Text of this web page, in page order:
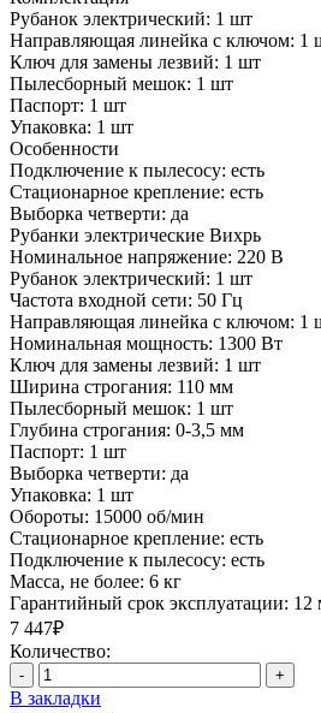
Рубанок электрический: 1 шт
Направляющая линейка с ключом: 1
Ключ для замены лезвий: 1 шт
Пылесборный мешок: 1 шт
Паспорт: 1 шт
Упаковка: 1 шт
Особенности
Подключение к пылесосу: есть
Стационарное крепление: есть
Выборка четверти: да
Рубанки электрические Вихрь
Номинальное напряжение: 220 В
Рубанок электрический: 1 шт
Частота входной сети: 50 Гц
Направляющая линейка с ключом: 1
Номинальная мощность: 1300 Вт
Ключ для замены лезвий: 1 шт
Ширина строгания: 110 мм
Пылесборный мешок: 1 шт
Глубина строгания: 0-3,5 мм
Паспорт: 1 шт
Выборка четверти: да
Упаковка: 1 шт
Обороты: 15000 об/мин
Стационарное крепление: есть
Подключение к пылесосу: есть
Масса, не более: 6 кг
Гарантийный срок эксплуатации: 12
7 447₽
Количество:
- +
В закладки